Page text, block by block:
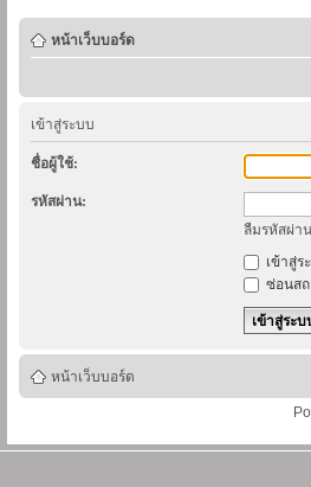
หน้าเว็บบอร์ด
เข้าสู่ระบบ
ชื่อผู้ใช้:
รหัสผ่าน:
ลืมรหัสผ่าน
เข้าสู่
ซ่อนส
หน้าเว็บบอร์ด